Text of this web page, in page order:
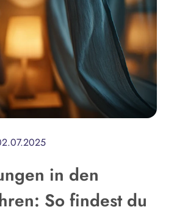
in den
So findest du